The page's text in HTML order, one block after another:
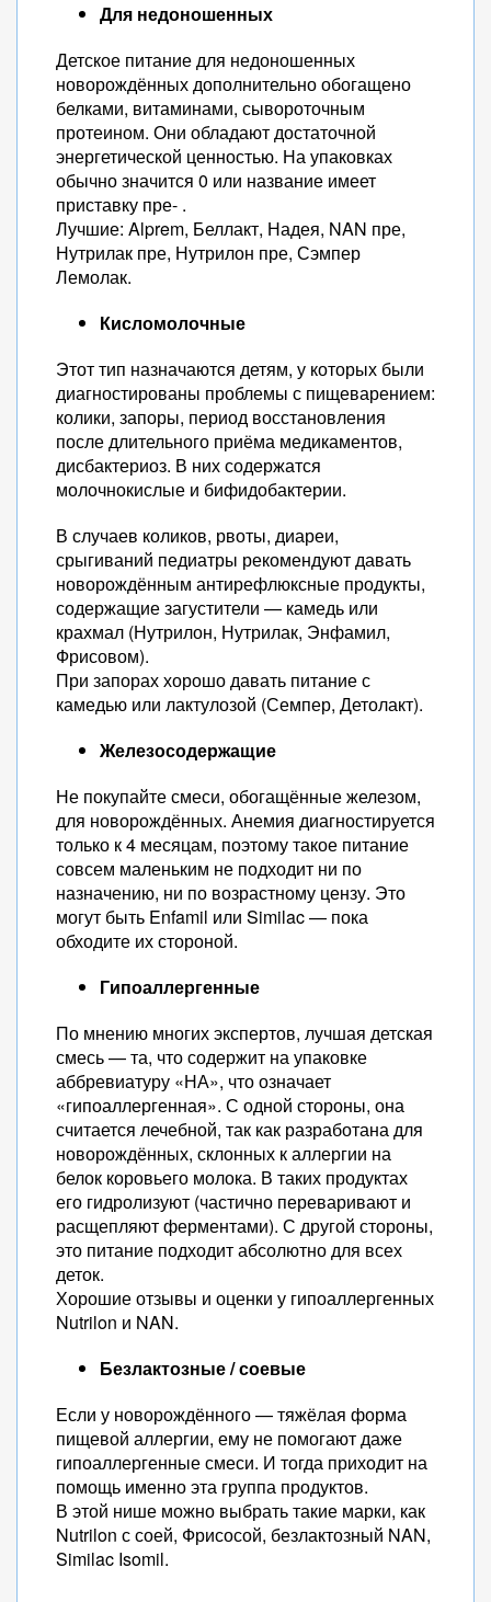
Для недоношенных
Детское питание для недоношенных
новорождённых дополнительно обогащено
белками, витаминами, сывороточным
протеином. Они обладают достаточной
энергетической ценностью. На упаковках
обычно значится 0 или название имеет
приставку пре- .
Лучшие: Alprem, Беллакт, Надея, NAN пре,
Нутрилак пре, Нутрилон пре, Сэмпер
Лемолак.
Кисломолочные
Этот тип назначаются детям, у которых были
диагностированы проблемы с пищеварением:
колики, запоры, период восстановления
после длительного приёма медикаментов,
дисбактериоз. В них содержатся
молочнокислые и бифидобактерии.
В случаев коликов, рвоты, диареи,
срыгиваний педиатры рекомендуют давать
новорождённым антирефлюксные продукты,
содержащие загустители — камедь или
крахмал (Нутрилон, Нутрилак, Энфамил,
Фрисовом).
При запорах хорошо давать питание с
камедью или лактулозой (Семпер, Детолакт).
Железосодержащие
Не покупайте смеси, обогащённые железом,
для новорождённых. Анемия диагностируется
только к 4 месяцам, поэтому такое питание
совсем маленьким не подходит ни по
назначению, ни по возрастному цензу. Это
могут быть Enfamil или Similac — пока
обходите их стороной.
Гипоаллергенные
По мнению многих экспертов, лучшая детская
смесь — та, что содержит на упаковке
аббревиатуру «НА», что означает
«гипоаллергенная». С одной стороны, она
считается лечебной, так как разработана для
новорождённых, склонных к аллергии на
белок коровьего молока. В таких продуктах
его гидролизуют (частично переваривают и
расщепляют ферментами). С другой стороны,
это питание подходит абсолютно для всех
деток.
Хорошие отзывы и оценки у гипоаллергенных
Nutrilon и NAN.
Безлактозные / соевые
Если у новорождённого — тяжёлая форма
пищевой аллергии, ему не помогают даже
гипоаллергенные смеси. И тогда приходит на
помощь именно эта группа продуктов.
В этой нише можно выбрать такие марки, как
Nutrilon с соей, Фрисосой, безлактозный NAN,
Similac Isomil.